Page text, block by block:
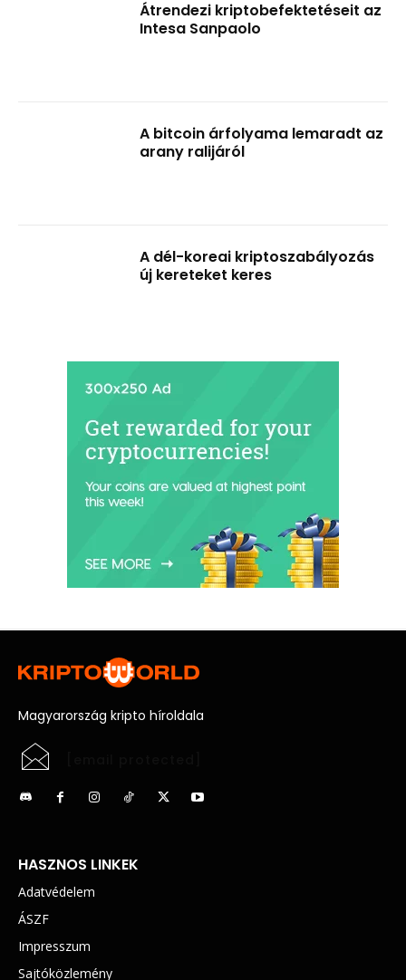
Átrendezi kriptobefektetéseit az
Intesa Sanpaolo
A bitcoin árfolyama lemaradt az
arany ralijáról
A dél-koreai kriptoszabályozás
új kereteket keres
Magyarország kripto híroldala
HASZNOS LINKEK
Adatvédelem
ÁSZF
Impresszum
Sajtóközlemény